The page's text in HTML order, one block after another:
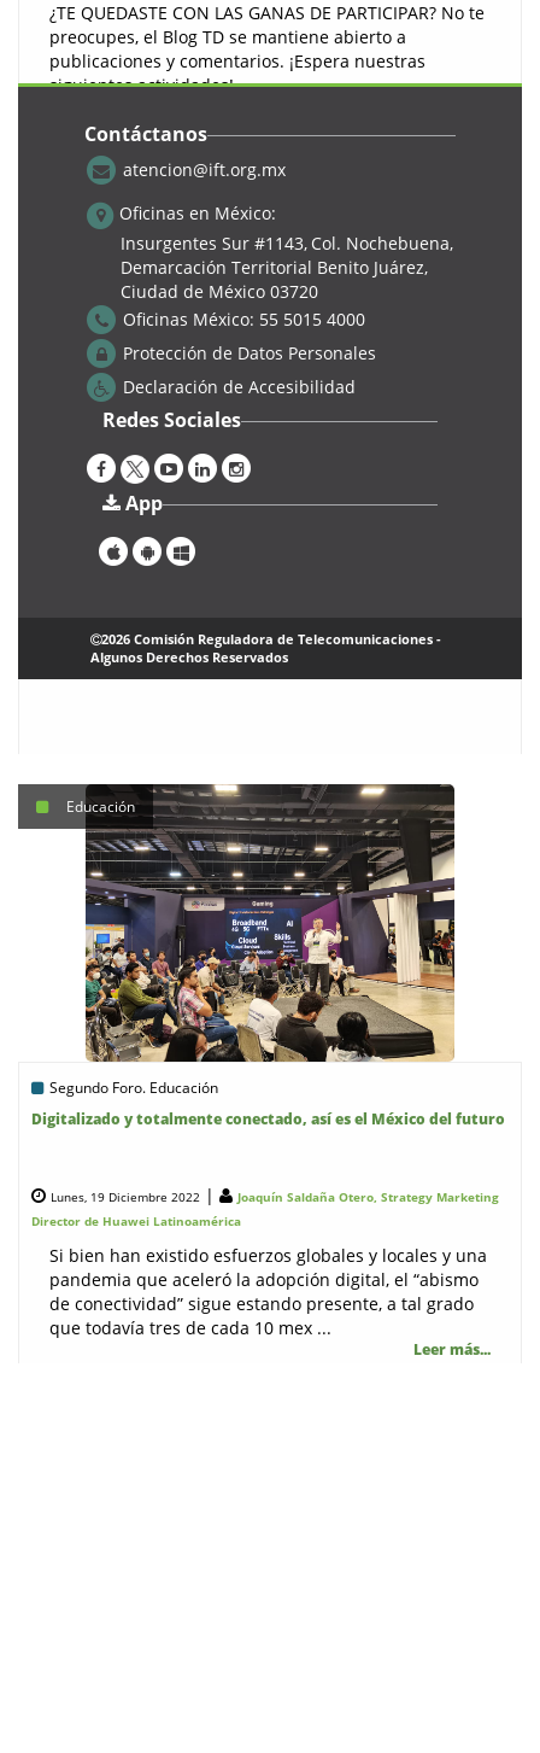
¿TE QUEDASTE CON LAS GANAS DE PARTICIPAR? No te
preocupes, el Blog TD se mantiene abierto a
publicaciones y comentarios. ¡Espera nuestras
siguientes actividades! ...
Segundo Foro. Educación
Votaciones Abiertas
Leer más...
Educación
Segundo Foro. Educación
Digitalizado y totalmente conectado, así es el México del futuro
Lunes, 19 Diciembre 2022 |
Joaquín Saldaña Otero, Strategy Marketing
Director de Huawei Latinoamérica
Si bien han existido esfuerzos globales y locales y una
pandemia que aceleró la adopción digital, el “abismo
de conectividad” sigue estando presente, a tal grado
que todavía tres de cada 10 mex ...
Leer más...
Contáctanos
atencion@ift.org.mx
Oficinas en México:
Insurgentes Sur #1143, Col. Nochebuena,
Demarcación Territorial Benito Juárez,
Ciudad de México 03720
Oficinas México: 55 5015 4000
Protección de Datos Personales
Declaración de Accesibilidad
Redes Sociales
App
2026 Comisión Reguladora de Telecomunicaciones -
Algunos Derechos Reservados